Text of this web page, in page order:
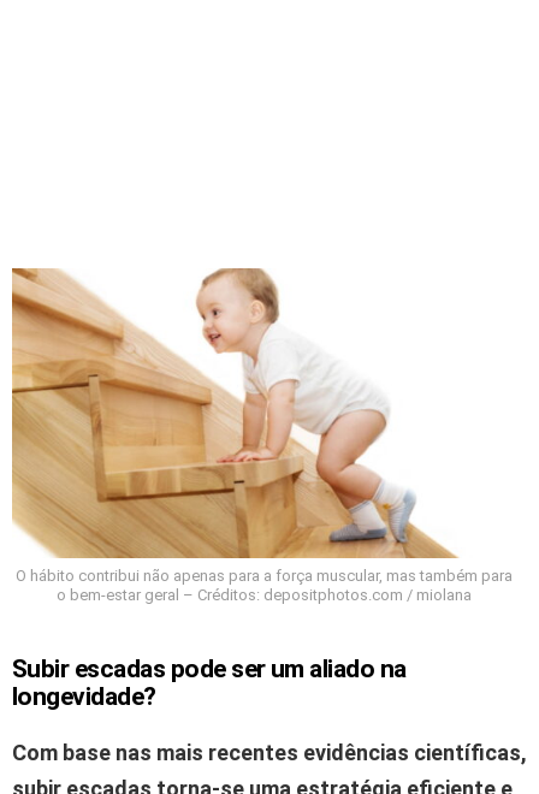
O hábito contribui não apenas para a força muscular, mas também para
o bem-estar geral – Créditos: depositphotos.com / miolana
Subir escadas pode ser um aliado na
longevidade?
Com base nas mais recentes evidências científicas,
subir escadas torna-se uma estratégia eficiente e